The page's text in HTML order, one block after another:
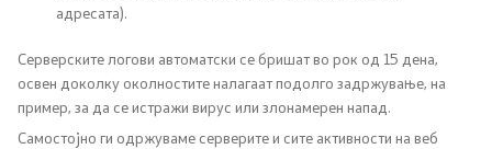
Конкурси и стипендии
адресата).
Серверските логови автоматски се бришат во рок од 15 дена,
освен доколку околностите налагаат подолго задржување, на
пример, за да се истражи вирус или злонамерен напад.
Самостојно ги одржуваме серверите и сите активности на веб